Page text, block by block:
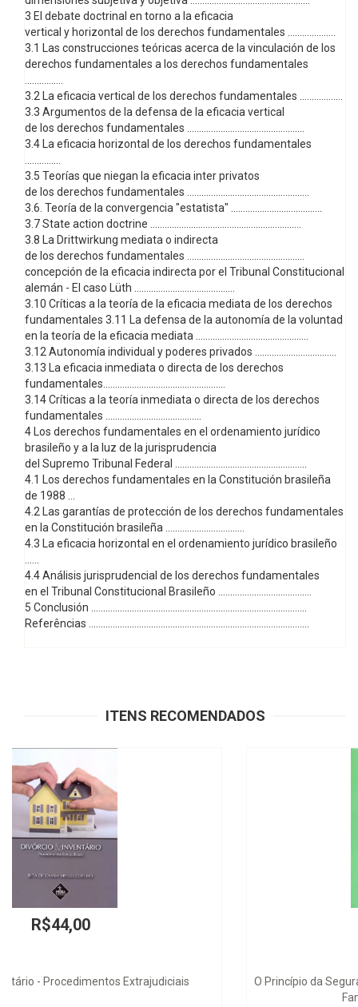
3 El debate doctrinal en torno a la eficacia
vertical y horizontal de los derechos fundamentales ....................
3.1 Las construcciones teóricas acerca de la vinculación de los
derechos fundamentales a los derechos fundamentales
................
3.2 La eficacia vertical de los derechos fundamentales ..................
3.3 Argumentos de la defensa de la eficacia vertical
de los derechos fundamentales .................................................
3.4 La eficacia horizontal de los derechos fundamentales
...............
3.5 Teorías que niegan la eficacia inter privatos
de los derechos fundamentales ...................................................
3.6. Teoría de la convergencia "estatista" ......................................
3.7 State action doctrine ...............................................................
3.8 La Drittwirkung mediata o indirecta
de los derechos fundamentales .................................................
concepción de la eficacia indirecta por el Tribunal Constitucional
alemán - El caso Lüth ..........................................
3.10 Críticas a la teoría de la eficacia mediata de los derechos
fundamentales 3.11 La defensa de la autonomía de la voluntad
en la teoría de la eficacia mediata ...............................................
3.12 Autonomía individual y poderes privados ..................................
3.13 La eficacia inmediata o directa de los derechos
fundamentales...................................................
3.14 Críticas a la teoría inmediata o directa de los derechos
fundamentales ........................................
4 Los derechos fundamentales en el ordenamiento jurídico
brasileño y a la luz de la jurisprudencia
del Supremo Tribunal Federal .......................................................
4.1 Los derechos fundamentales en la Constitución brasileña
de 1988 ...
4.2 Las garantías de protección de los derechos fundamentales
en la Constitución brasileña .................................
4.3 La eficacia horizontal en el ordenamiento jurídico brasileño
......
4.4 Análisis jurisprudencial de los derechos fundamentales
en el Tribunal Constitucional Brasileño .......................................
5 Conclusión ..........................................................................................
Referências ............................................................................................
ITENS RECOMENDADOS
O Princípio da Segurança Jurídica - Implicações na Ocupação